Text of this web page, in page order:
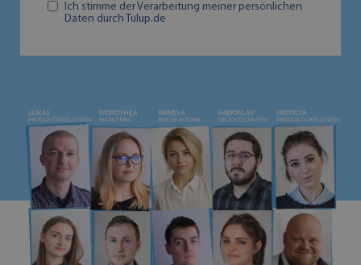
Ich stimme der Verarbeitung meiner persönlichen
Daten durch Tulup.de